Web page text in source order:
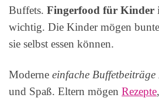
Buffets. Fingerfood für Kinder
wichtig. Die Kinder mögen
sie selbst essen können.
Moderne einfache
und Spaß. Eltern mögen Rezepte